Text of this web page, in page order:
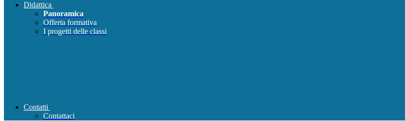
Didattica
Panoramica
Offerta formativa
I progetti delle classi
Contatti
Contattaci